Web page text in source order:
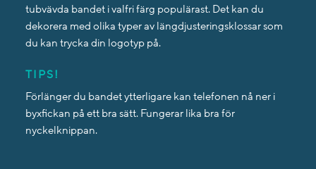
tubvävda bandet i valfri färg populärast. Det kan du
dekorera med olika typer av längdjusteringsklossar som
du kan trycka din logotyp på.
TIPS!
Förlänger du bandet ytterligare kan telefonen nå ner i
byxfickan på ett bra sätt. Fungerar lika bra för
nyckelknippan.